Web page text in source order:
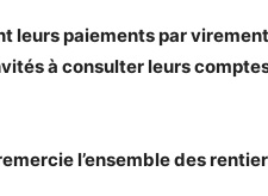
leurs paiements par
à consulter leurs
l’ensemble des